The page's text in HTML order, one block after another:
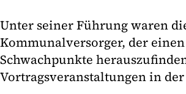
Unter seiner Führung waren
Kommunalversorger, der
Schwachpunkte
Vortragsveranstaltungen in